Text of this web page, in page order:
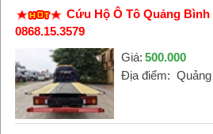
Cứu Hộ Ô Tô Quảng Bình
0868.15.3579
Giá: 500.000
Địa điểm: